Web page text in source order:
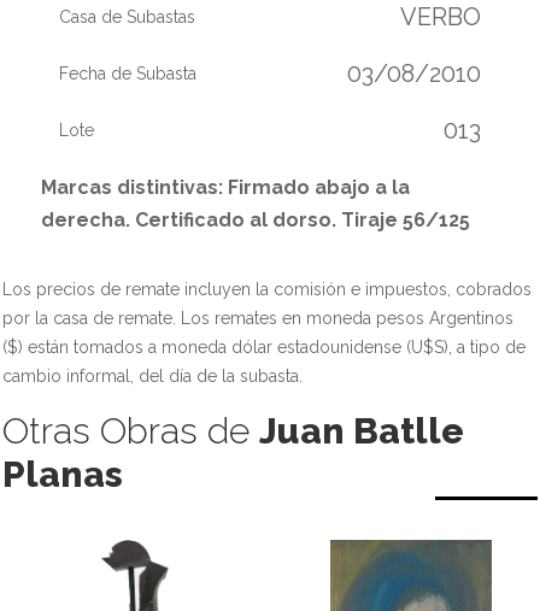
Casa de Subastas VERBO
Fecha de Subasta 03/08/2010
Lote 013
Marcas distintivas: Firmado abajo a la
derecha. Certificado al dorso. Tiraje 56/125
Los precios de remate incluyen la comisión e impuestos, cobrados
por la casa de remate. Los remates en moneda pesos Argentinos
($) están tomados a moneda dólar estadounidense (U$S), a tipo de
cambio informal, del día de la subasta.
Otras Obras de Juan Batlle
Planas